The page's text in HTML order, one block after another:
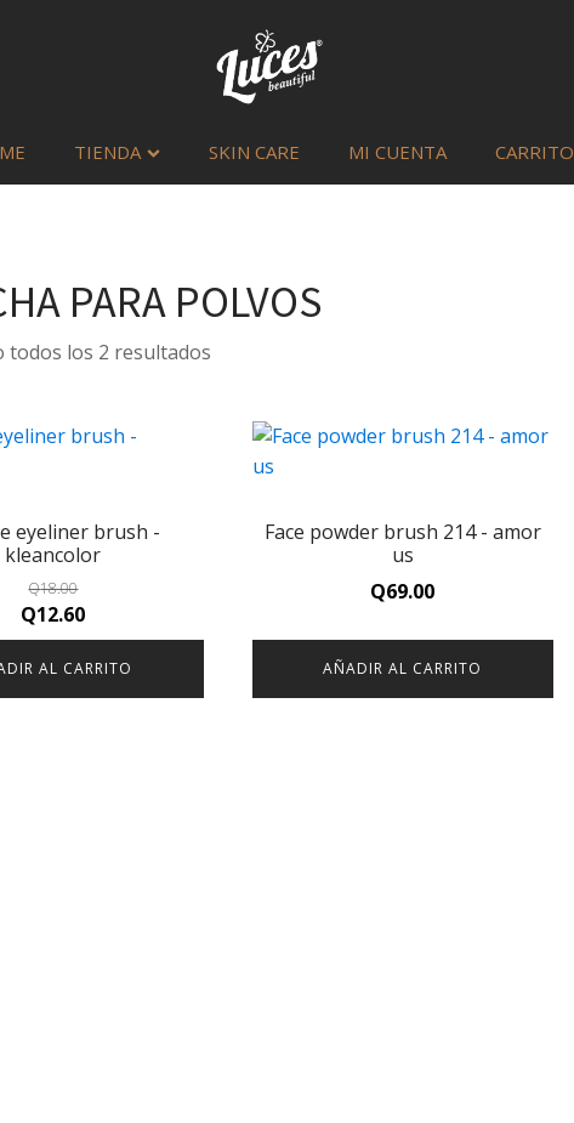
TIENDA SKIN CARE MI CUENTA CARRITO
PARA POLVOS
todos los 2 resultados
eyeliner brush -
kleancolor
Q18.00
Original
price
was:
Q18.00.
Q12.60Current
price
is:
Q12.60.
AL CARRITO
Face powder brush 214 - amor
us
Q69.00
AÑADIR AL CARRITO